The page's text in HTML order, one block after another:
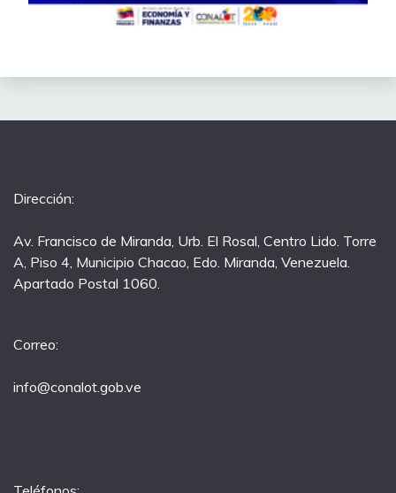
Dirección:
Av. Francisco de Miranda, Urb. El Rosal, Centro Lido. Torre
A, Piso 4, Municipio Chacao, Edo. Miranda, Venezuela.
Apartado Postal 1060.
Correo:
info@conalot.gob.ve